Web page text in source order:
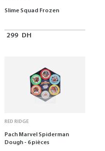
Slime Squad Frozen
299 DH
RED RIDGE
Pach Marvel Spiderman
Dough - 6 pièces